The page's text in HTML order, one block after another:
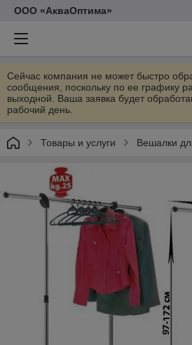
ООО «АкваОптима»
Сейчас компания не может быстро
сообщения, поскольку по ее графику
выходной. Ваша заявка будет
рабочий день.
Товары и услуги Вешалки